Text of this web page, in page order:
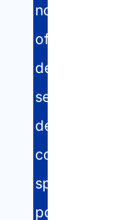
nous
offrons
des
services
de
conseil
spécialisés
pour